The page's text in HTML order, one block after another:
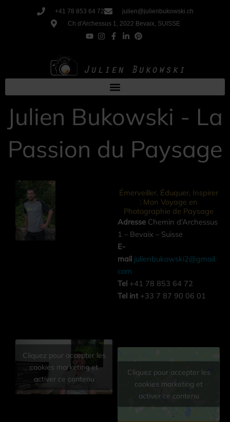
+41 78 853 64 72
julien@julienbukowski.ch
Ch d'Archessus 1, 2022 Bevaix, SUISSE
Julien Bukowski - La
Passion du Paysage
Émerveiller, Éduquer, Inspirer
: Mon Voyage en
Photographie de Paysage
Adresse Chemin d’Archessus
1 – Bevaix – Suisse
E-
mail julienbukowski2@gmail.
com
Tel +41 78 853 64 72
Tel int +33 7 87 90 06 01
Cliquez pour accepter les
cookies marketing et
activer ce contenu
Cliquez pour accepter les
cookies marketing et
activer ce contenu